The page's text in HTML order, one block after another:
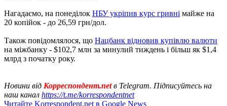
Нагадаємо, на понеділок НБУ укріпив курс гривні майже на
20 копійок - до 26,59 грн/дол.
Також повідомлялося, що Нацбанк відновив купівлю валюти
на міжбанку - $102,7 млн ​​за минулий тиждень і більш як $1,4
млрд з початку року.
Новини від Корреспондент.netв Telegram. Підписуйтесь на
наш канал https://t.me/korrespondentnet
Читайте Korrespondent.net в Google News